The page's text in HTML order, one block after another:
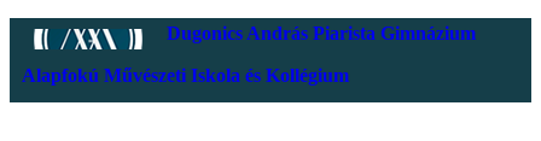
Dugonics András Piarista Gimnázium
Alapfokú Művészeti Iskola és Kollégium